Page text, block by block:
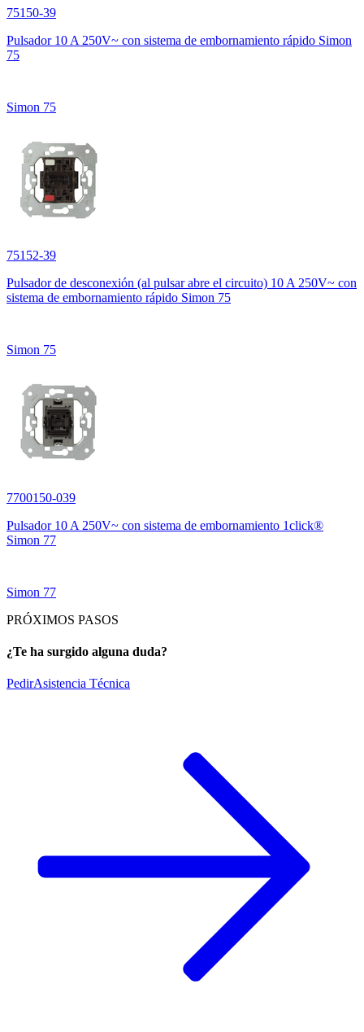
75150-39
Pulsador 10 A 250V~ con sistema de embornamiento rápido Simon
75
Simon 75
75152-39
Pulsador de desconexión (al pulsar abre el circuito) 10 A 250V~ con
sistema de embornamiento rápido Simon 75
Simon 75
7700150-039
Pulsador 10 A 250V~ con sistema de embornamiento 1click®
Simon 77
Simon 77
PRÓXIMOS PASOS
¿Te ha surgido alguna duda?
PedirAsistencia Técnica